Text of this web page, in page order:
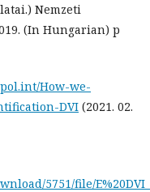
Nemzeti
(In Hungarian) p
How-we-
DVI (2021. 02.
5751/file/